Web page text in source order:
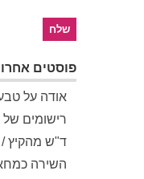
פוסטים
אודה על
רישומים
ד"ש מהקיץ /
השירה